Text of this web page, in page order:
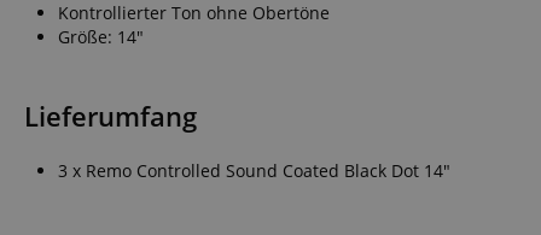
Kontrollierter Ton ohne Obertöne
Größe: 14"
Lieferumfang
3 x Remo Controlled Sound Coated Black Dot 14"